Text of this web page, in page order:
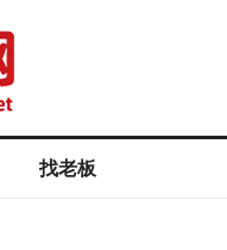
找老板